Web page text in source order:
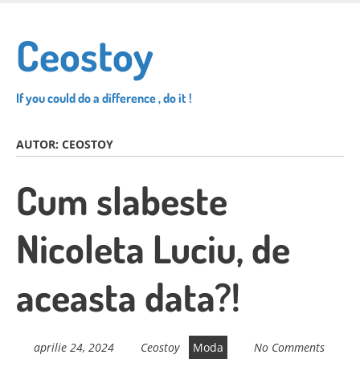
main
content
Ceostoy
If you could do a difference , do it !
AUTOR: CEOSTOY
Cum slabeste
Nicoleta Luciu, de
aceasta data?!
aprilie 24, 2024 Ceostoy Moda No Comments